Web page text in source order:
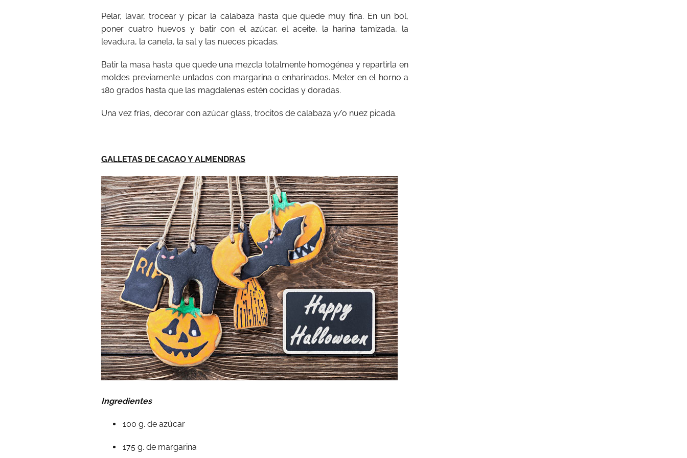
Pelar, lavar, trocear y picar la calabaza hasta que quede muy fina. En un bol,
poner cuatro huevos y batir con el azúcar, el aceite, la harina tamizada, la
levadura, la canela, la sal y las nueces picadas.
Batir la masa hasta que quede una mezcla totalmente homogénea y repartirla en
moldes previamente untados con margarina o enharinados. Meter en el horno a
180 grados hasta que las magdalenas estén cocidas y doradas.
Una vez frías, decorar con azúcar glass, trocitos de calabaza y/o nuez picada.
GALLETAS DE CACAO Y ALMENDRAS
Ingredientes
100 g. de azúcar
175 g. de margarina